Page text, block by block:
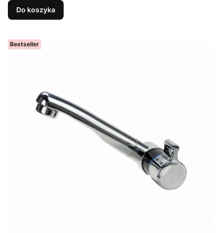
Do koszyka
Bestseller